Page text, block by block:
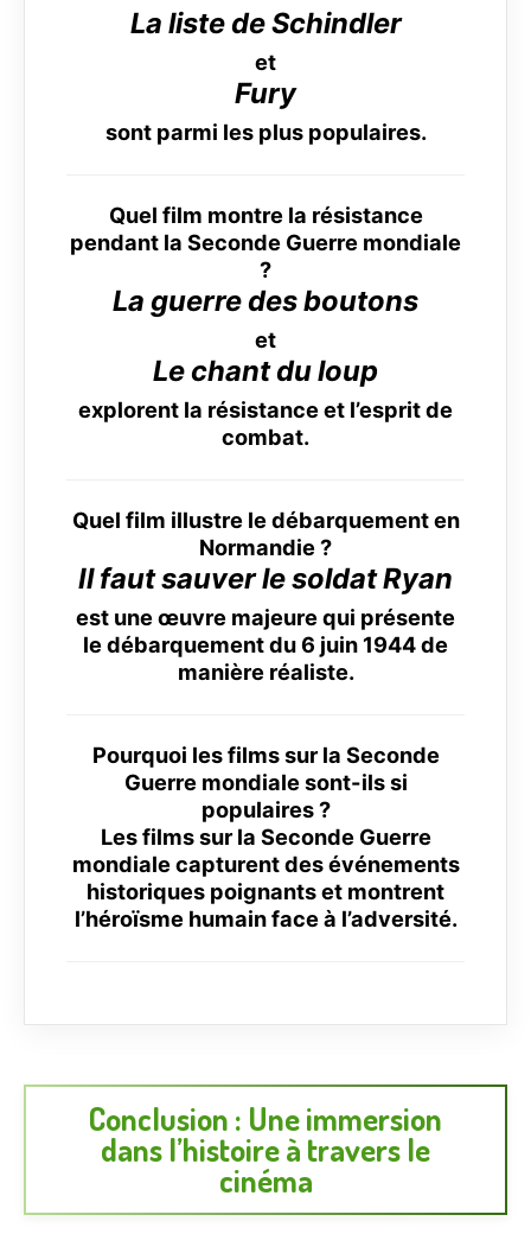
La liste de Schindler
et
Fury
sont parmi les plus populaires.
Quel film montre la résistance
pendant la Seconde Guerre mondiale
?
La guerre des boutons
et
Le chant du loup
explorent la résistance et l’esprit de
combat.
Quel film illustre le débarquement en
Normandie ?
Il faut sauver le soldat Ryan
est une œuvre majeure qui présente
le débarquement du 6 juin 1944 de
manière réaliste.
Pourquoi les films sur la Seconde
Guerre mondiale sont-ils si
populaires ?
Les films sur la Seconde Guerre
mondiale capturent des événements
historiques poignants et montrent
l’héroïsme humain face à l’adversité.
Conclusion : Une immersion
dans l’histoire à travers le
cinéma